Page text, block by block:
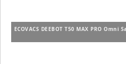
ECOVACS DEEBOT T50 MAX PRO